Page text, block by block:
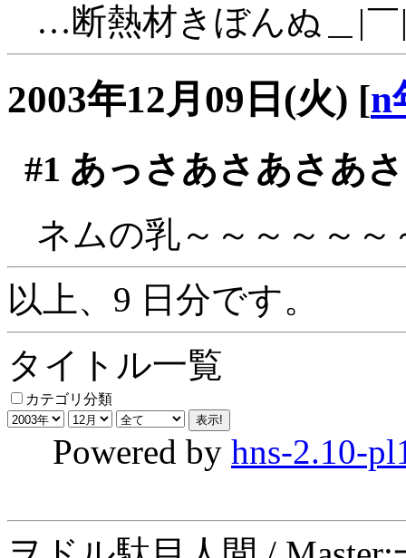
…断熱材きぼんぬ＿|
2003年12月09日(火) [n
#1 あっさあさあさあ
ネムの乳～～～～～～
以上、9 日分です。
タイトル一覧
カテゴリ分類
Powered by hns-2.10-